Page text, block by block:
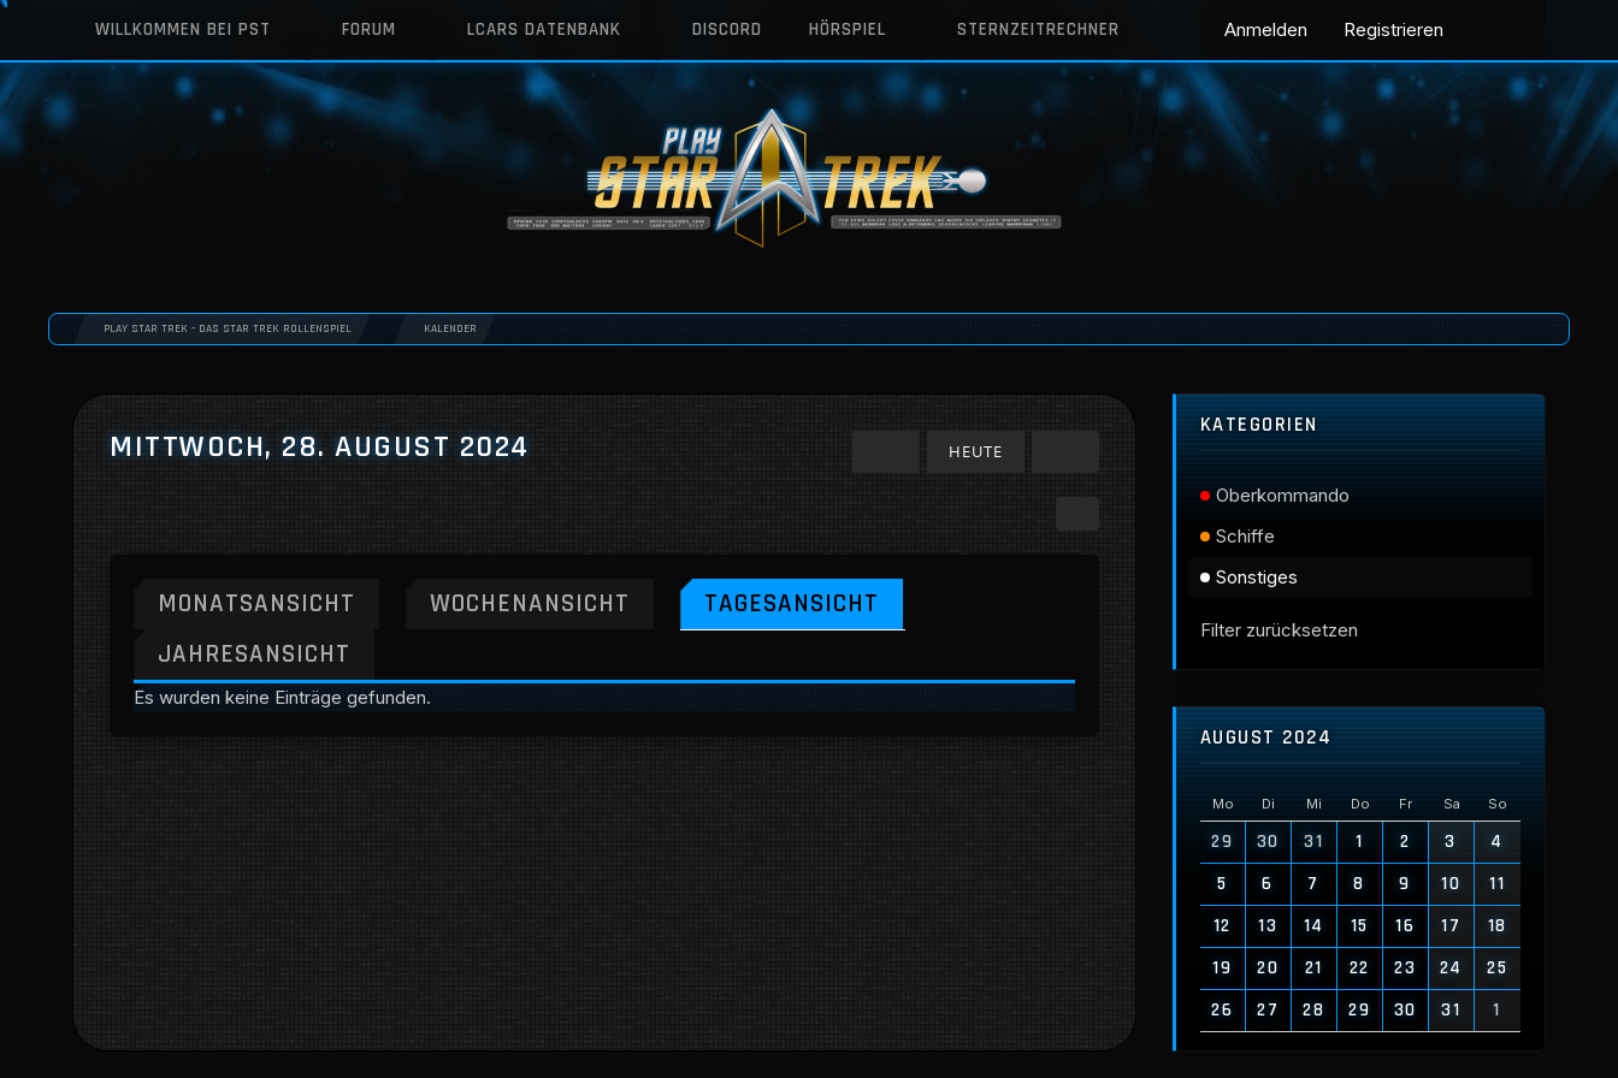
WILLKOMMEN BEI PST FORUM LCARS DATENBANK DISCORD HÖRSPIEL STERNZEITRECHNER Anmelden Registrieren
PLAY STAR TREK - DAS STAR TREK ROLLENSPIEL KALENDER
MITTWOCH, 28. AUGUST 2024 HEUTE
MONATSANSICHT WOCHENANSICHT
TAGESANSICHT
JAHRESANSICHT
Es wurden keine Einträge gefunden.
KATEGORIEN
Oberkommando
Schiffe
Sonstiges
Filter zurücksetzen
AUGUST 2024
Mo Di Mi Do Fr Sa So
29 30 31 1 2 3
4
5
6 7 8 9 10
11
12
13 14 15 16 17
18
19
20 21 22 23 24
25
26
27 28 29 30 31 1